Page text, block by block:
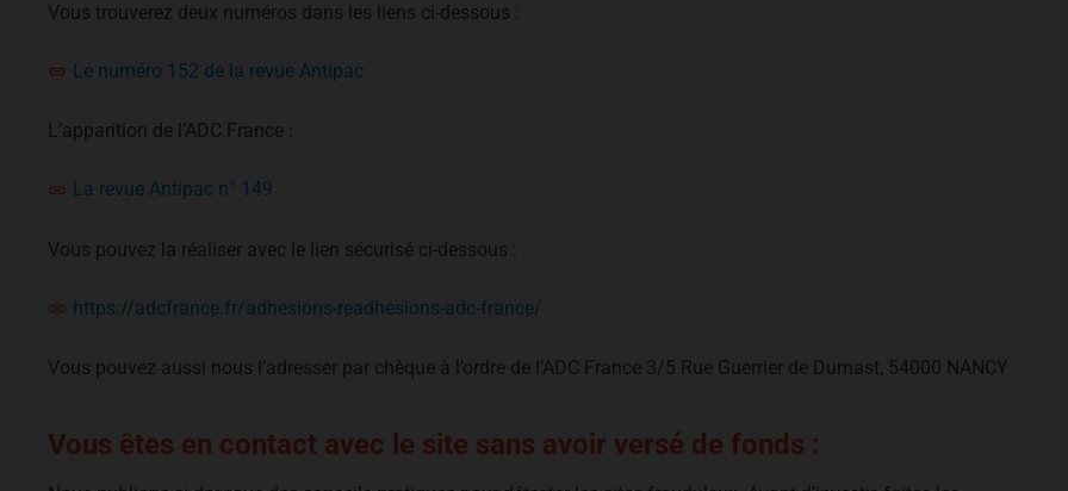
Vous trouverez deux numéros dans les liens ci-dessous :
Le numéro 152 de la revue Antipac
L’apparition de l’ADC France :
La revue Antipac n° 149
Vous pouvez la réaliser avec le lien sécurisé ci-dessous :
https://adcfrance.fr/adhesions-readhesions-adc-france/
Vous pouvez aussi nous l’adresser par chèque à l’ordre de l’ADC France 3/5 Rue Guerrier de Dumast, 54000 NANCY
Vous êtes en contact avec le site sans avoir versé de fonds :